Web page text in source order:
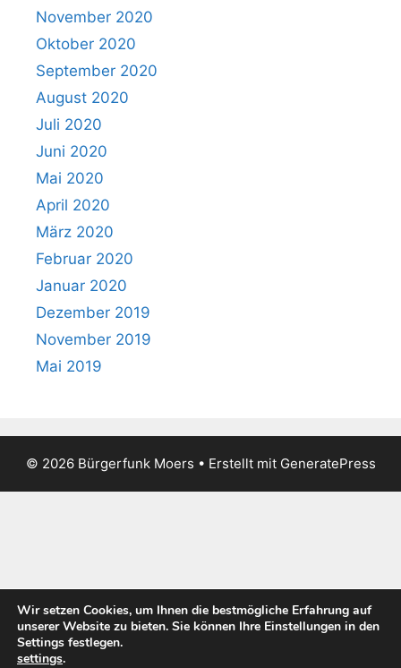
November 2020
Oktober 2020
September 2020
August 2020
Juli 2020
Juni 2020
Mai 2020
April 2020
März 2020
Februar 2020
Januar 2020
Dezember 2019
November 2019
Mai 2019
© 2026 Bürgerfunk Moers • Erstellt mit GeneratePress
Wir setzen Cookies, um Ihnen die bestmögliche Erfahrung auf
unserer Website zu bieten. Sie können Ihre Einstellungen in den
Settings festlegen.
settings.